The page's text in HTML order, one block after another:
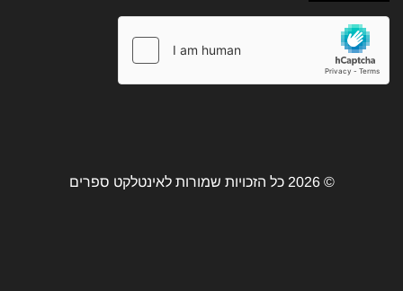
© 2026 כל הזכויות שמורות לאינטלקט ספרים